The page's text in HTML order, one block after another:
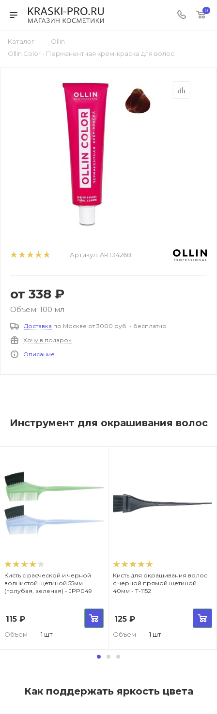
0
Каталог — Ollin —
Ollin Color - Перманентная крем-краска для волос
Артикул: ART34268
от 338 ₽
Объем: 100 мл
Доставка по Москве от 3000 руб. - бесплатно
Хочу в подарок
Описание
Инструмент для окрашивания волос
Кисть с расческой и черной
волнистой щетиной 55мм
(голубая, зеленая) - JPP049
115 ₽
Объем — 1 шт
Кисть для окрашивания волос
с черной прямой щетиной
40мм - T-1152
125₽
Объем — 1 шт
Как поддержать яркость цвета